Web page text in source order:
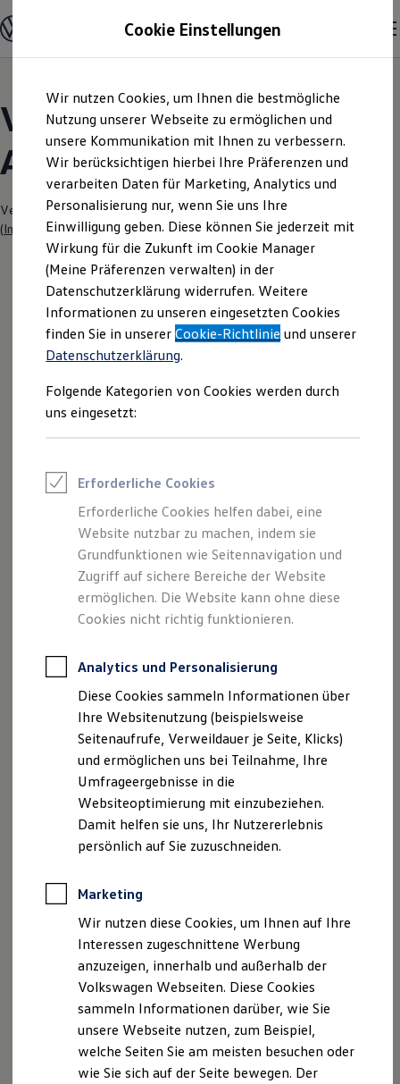
Hauptinhalt
springen
Footer
springen
Modelle und Konfigurator
Konfigurator
Modelle vergleichen
Elektroautos
ENERGY Sondermodelle
Nutzfahrzeuge
SUV und CUV
Familienautos
Kombis
Kompaktwagen
Sportwagen
Schnell verfügbare Fahrzeuge
Angebote und Produkte
Aktuelle Angebote
E-Auto-Förderung
Volkswagen Marktplatz
Die ENERGY Sondermodelle
Junge Gebrauchtwagen und Gebrauchtwagen
Volkswagen Zertifizierte Gebrauchtwagen
Elektromobilität bei Gebrauchtwagen
Saisonangebote
Reifenpakete
Leasing
Leasing-Angebote
Elektroauto Leasing
Kleinwagen-Leasing
Leasing ohne Anzahlung
Finanzierung
Autokredit mit Schlussrate
Versicherungen und Garantien
Kfz-Versicherung
Restschuldversicherungen
Garantien
Professional Class bei Volkswagen
Behörden
Direktkunden
Sonderfahrzeuge
Anpfiff zum Gewinn
Elektromobilität
Elektroautos
ID. Tutorials
Elektrofahrzeugkonzepte
ID. EVERY1
Reichweite
Rekuperation
Laden unterwegs
Laden Zuhause
Ladestationen finden
Ladezeitensimulator
Batterie
Sicherheit
Nachhaltigkeit
Technologie
Kosten und Kauf
Volkswagen Modelle |
Auto Senger Rheine
Verantwortlich für die Inhalte auf dieser Seite ist die Ulrich Senger GmbH
(Impressum & Rechtliches)
Der Polo
Kompakt, wendig und voller Möglichkeiten.
Entdecken Sie den Polo.
Mehr zum Polo erfahren
So geht neu. Klar im Design. Stark im Alltag.
Entdecken Sie jetzt den neuen ID.3 Neo!
Mehr zum ID.3 Neo erfahren
Cookie Einstellungen
Wir nutzen Cookies, um Ihnen die bestmögliche
Nutzung unserer Webseite zu ermöglichen und
unsere Kommunikation mit Ihnen zu verbessern.
Wir berücksichtigen hierbei Ihre Präferenzen und
verarbeiten Daten für Marketing, Analytics und
Personalisierung nur, wenn Sie uns Ihre
Einwilligung geben. Diese können Sie jederzeit mit
Wirkung für die Zukunft im Cookie Manager
(Meine Präferenzen verwalten) in der
Datenschutzerklärung widerrufen. Weitere
Informationen zu unseren eingesetzten Cookies
finden Sie in unsererCookie-Richtlinie und unserer
Datenschutzerklärung.
Folgende Kategorien von Cookies werden durch
uns eingesetzt:
Erforderliche Cookies
Erforderliche Cookies helfen dabei, eine
Website nutzbar zu machen, indem sie
Grundfunktionen wie Seitennavigation und
Zugriff auf sichere Bereiche der Website
ermöglichen. Die Website kann ohne diese
Cookies nicht richtig funktionieren.
Analytics und Personalisierung
Diese Cookies sammeln Informationen über
Ihre Websitenutzung (beispielsweise
Seitenaufrufe, Verweildauer je Seite, Klicks)
und ermöglichen uns bei Teilnahme, Ihre
Umfrageergebnisse in die
Websiteoptimierung mit einzubeziehen.
Damit helfen sie uns, Ihr Nutzererlebnis
persönlich auf Sie zuzuschneiden.
Marketing
Wir nutzen diese Cookies, um Ihnen auf Ihre
Interessen zugeschnittene Werbung
anzuzeigen, innerhalb und außerhalb der
Volkswagen Webseiten. Diese Cookies
sammeln Informationen darüber, wie Sie
unsere Webseite nutzen, zum Beispiel,
welche Seiten Sie am meisten besuchen oder
wie Sie sich auf der Seite bewegen. Der